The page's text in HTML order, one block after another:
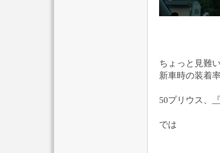
ちょっと見難
新車時の装着
50プリウス、
では